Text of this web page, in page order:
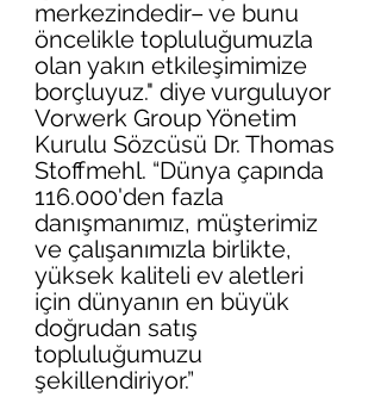
merkezindedir– ve bunu
öncelikle topluluğumuzla
olan yakın etkileşimimize
borçluyuz." diye vurguluyor
Vorwerk Group Yönetim
Kurulu Sözcüsü Dr. Thomas
Stoffmehl. “Dünya çapında
116.000'den fazla
danışmanımız, müşterimiz
ve çalışanımızla birlikte,
yüksek kaliteli ev aletleri
için dünyanın en büyük
doğrudan satış
topluluğumuzu
şekillendiriyor.”